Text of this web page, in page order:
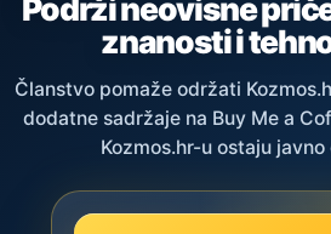
Podrži neovisne
znanosti i
Članstvo pomaže održati
dodatne sadržaje na Buy Me a
Kozmos.hr-u ostaju